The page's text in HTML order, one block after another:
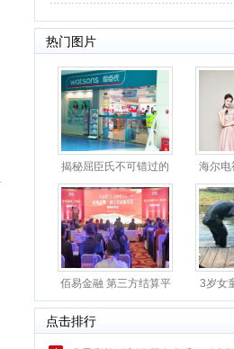
热门图片
揭秘屈臣氏不可错过的
卸妆
海尔电
佰易金融 第三方结算平
台
3岁女
点击排行